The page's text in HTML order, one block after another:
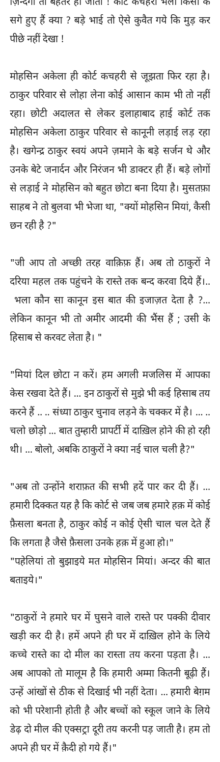
ज़िन्दगी तो बेहतर हो जाती ! कोर्ट कचहरी भला किसी के
सगे हुए हैं क्या ? बड़े भाई तो ऐसे कुवैत गये कि मुड़ कर
पीछे नहीं देखा !
मोहसिन अकेला ही कोर्ट कचहरी से जूझता फिर रहा है।
ठाकुर परिवार से लोहा लेना कोई आसान काम भी तो नहीं
रहा। छोटी अदालत से लेकर इलाहाबाद हाई कोर्ट तक
मोहसिन अकेला ठाकुर परिवार से कानूनी लड़ाई लड़ रहा
है। खगेन्द्र ठाकुर स्वयं अपने ज़माने के बड़े सर्जन थे और
उनके बेटे जनार्दन और निरंजन भी डाक्टर ही हैं। बड़े लोगों
से लड़ाई ने मोहसिन को बहुत छोटा बना दिया है। मुसतफ़ा
साहब ने तो बुलवा भी भेजा था, "क्यों मोहसिन मियां, कैसी
छन रही है ?"
"जी आप तो अच्छी तरह वाक़िफ़ हैं। अब तो ठाकुरों ने
दरिया महल तक पहुंचने के रास्ते तक बन्द करवा दिये हैं।..
भला कौन सा कानून इस बात की इजाज़त देता है ?...
लेकिन कानून भी तो अमीर आदमी की भैंस हैं ; उसी के
हिसाब से करवट लेता है। "
"मियां दिल छोटा न करें। हम अगली मजलिस में आपका
केस रखवा देते हैं। ... इन ठाकुरों से मुझे भी कई हिसाब तय
करने हैं .. .. संध्या ठाकुर चुनाव लड़ने के चक्कर में है। ... ..
चलो छोड़ो ... बात तुम्हारी प्रापर्टी में दाख़िल होने की हो रही
थी। ... बोलो, अबकि ठाकुरों ने क्या नई चाल चली है?"
"अब तो उन्होंने शराफ़त की सभी हदें पार कर दी हैं। ...
हमारी दिक्कत यह है कि कोर्ट से जब जब हमारे हक़ में कोई
फ़ैसला बनता है, ठाकुर कोई न कोई ऐसी चाल चल देते हैं
कि लगता है जैसे फ़ैसला उनके हक़ में हुआ हो।"
"पहेलियां तो बुझाइये मत मोहसिन मियां। अन्दर की बात
बताइये।"
"ठाकुरों ने हमारे घर में घुसने वाले रास्ते पर पक्की दीवार
खड़ी कर दी है। हमें अपने ही घर में दाख़िल होने के लिये
कच्चे रास्ते का दो मील का रास्ता तय करना पड़ता है। ...
अब आपको तो मालूम है कि हमारी अम्मा कितनी बूढ़ी हैं।
उन्हें आंखों से ठीक से दिखाई भी नहीं देता। ... हमारी बेग़म
को भी परेशानी होती है और बच्चों को स्कूल जाने के लिये
डेढ़ दो मील की एक्सट्रा दूरी तय करनी पड़ जाती है। हम तो
अपने ही घर में क़ैदी हो गये हैं।"